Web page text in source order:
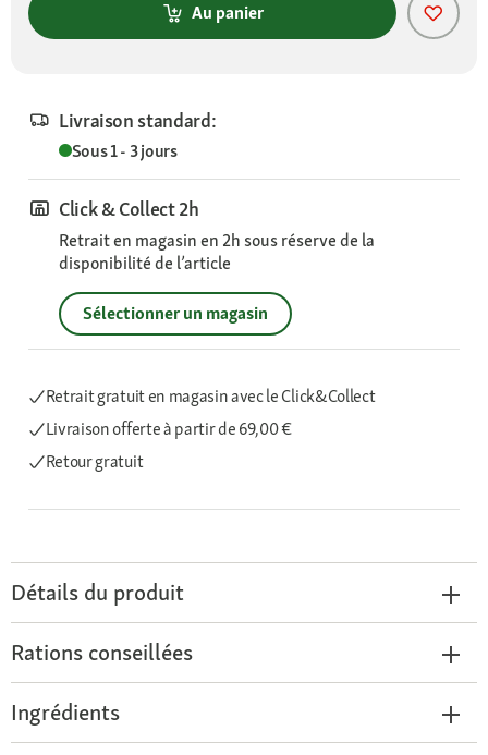
Au panier
Livraison standard:
Sous 1 - 3 jours
Click & Collect 2h
Retrait en magasin en 2h sous réserve de la
disponibilité de l’article
Sélectionner un magasin
Retrait gratuit en magasin avec le Click&Collect
Livraison offerteà partir de 69,00 €
Retour gratuit
Détails du produit
Rations conseillées
Ingrédients